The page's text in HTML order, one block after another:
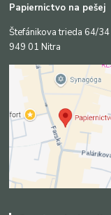
Papiernictvo na pešej
Štefánikova trieda 64/34
949 01 Nitra